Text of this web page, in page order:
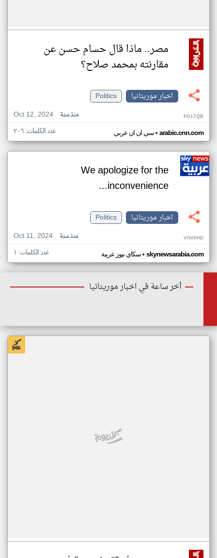
مصر.. ماذا قال حسام حسن عن
مقارنته بمحمد صلاح؟
اخبار موريتانيا
Politics
Oct 12, 2024
منذ سنة FG17QB
سي ان ان عربي• arabic.cnn.com عدد الكلمات: ٢٠٦
We apologize for the
inconvenience...
اخبار موريتانيا
Politics
Oct 11, 2024
منذ سنة VG00HD
سكاي نيوز عربية• skynewsarabia.com عدد الكلمات: ١
أخر ساعة في اخبار موريتانيا